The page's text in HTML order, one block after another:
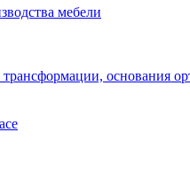
мебели
основания